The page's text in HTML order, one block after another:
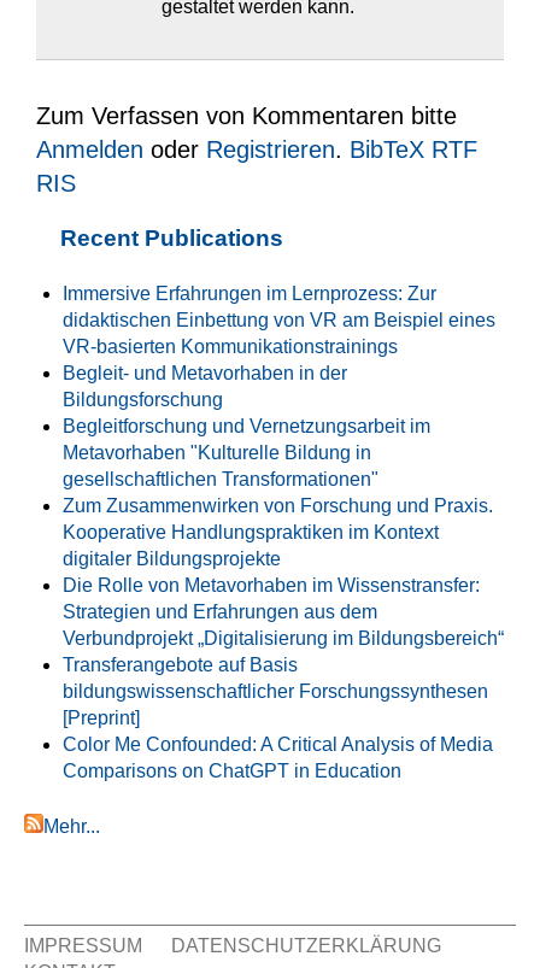
gestaltet werden kann.
Zum Verfassen von Kommentaren bitte
Anmelden oder Registrieren. BibTeX RTF
RIS
Recent Publications
Immersive Erfahrungen im Lernprozess: Zur
didaktischen Einbettung von VR am Beispiel eines
VR-basierten Kommunikationstrainings
Begleit- und Metavorhaben in der
Bildungsforschung
Begleitforschung und Vernetzungsarbeit im
Metavorhaben "Kulturelle Bildung in
gesellschaftlichen Transformationen"
Zum Zusammenwirken von Forschung und Praxis.
Kooperative Handlungspraktiken im Kontext
digitaler Bildungsprojekte
Die Rolle von Metavorhaben im Wissenstransfer:
Strategien und Erfahrungen aus dem
Verbundprojekt „Digitalisierung im Bildungsbereich“
Transferangebote auf Basis
bildungswissenschaftlicher Forschungssynthesen
[Preprint]
Color Me Confounded: A Critical Analysis of Media
Comparisons on ChatGPT in Education
Mehr...
IMPRESSUM
DATENSCHUTZERKLÄRUNG